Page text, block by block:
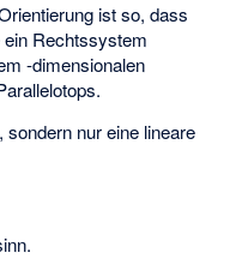
ist so, dass
ein Rechtssystem
-dimensionalen
.
nur eine lineare